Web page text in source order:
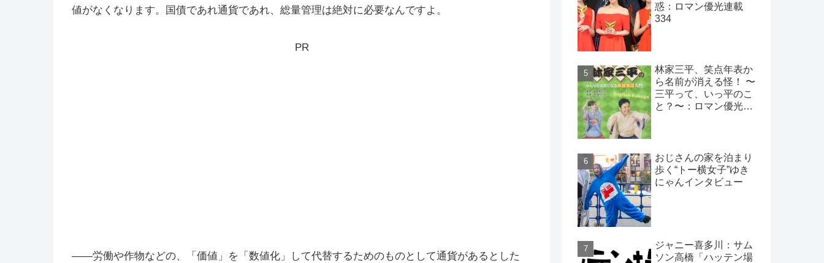
値がなくなります。国債であれ通貨であれ、総量管理は絶対に必要なんですよ。
PR
――労働や作物などの、「価値」を「数値化」して代替するためのものとして通貨があるとした
惑：ロマン優光連載
334
林家三平、笑点年表か
ら名前が消える怪！ 〜
三平って、いっ平のこ
と？〜：ロマン優光連
おじさんの家を泊まり
歩く“トー横女子”ゆき
にゃんインタビュー
ジャニー喜多川：サム
ソン高橋「ハッテン場